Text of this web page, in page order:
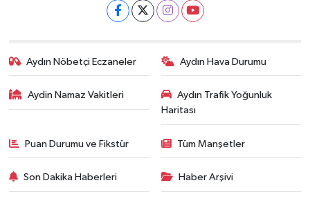
Aydın Nöbetçi Eczaneler Aydın Hava Durumu
Aydin Namaz Vakitleri
Aydın Trafik Yoğunluk
Haritası
Puan Durumu ve Fikstür Tüm Manşetler
Son Dakika Haberleri Haber Arşivi